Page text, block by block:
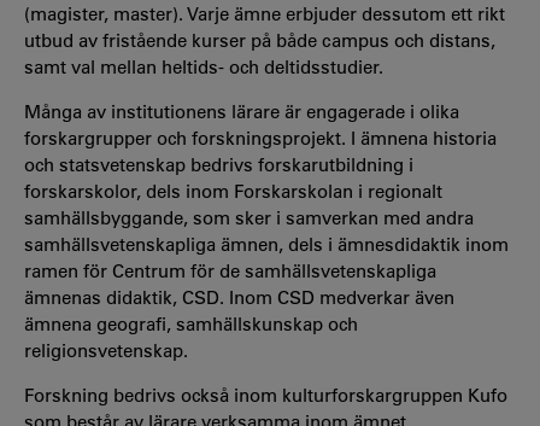
(magister, master). Varje ämne erbjuder dessutom ett rikt
utbud av fristående kurser på både campus och distans,
samt val mellan heltids- och deltidsstudier.
Många av institutionens lärare är engagerade i olika
forskargrupper och forskningsprojekt. I ämnena historia
och statsvetenskap bedrivs forskarutbildning i
forskarskolor, dels inom Forskarskolan i regionalt
samhällsbyggande, som sker i samverkan med andra
samhällsvetenskapliga ämnen, dels i ämnesdidaktik inom
ramen för Centrum för de samhällsvetenskapliga
ämnenas didaktik, CSD. Inom CSD medverkar även
ämnena geografi, samhällskunskap och
religionsvetenskap.
Forskning bedrivs också inom kulturforskargruppen Kufo